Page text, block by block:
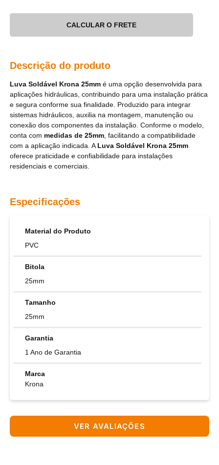
CALCULAR O FRETE
Descrição do produto
Luva Soldável Krona 25mm é uma opção desenvolvida para
aplicações hidráulicas, contribuindo para uma instalação prática
e segura conforme sua finalidade. Produzido para integrar
sistemas hidráulicos, auxilia na montagem, manutenção ou
conexão dos componentes da instalação. Conforme o modelo,
conta com medidas de 25mm , facilitando a compatibilidade
com a aplicação indicada. A Luva Soldável Krona 25mm
oferece praticidade e confiabilidade para instalações
residenciais e comerciais.
Especificações
Material do Produto
PVC
Bitola
25mm
Tamanho
25mm
Garantia
1 Ano de Garantia
Marca
Krona
VER AVALIAÇÕES